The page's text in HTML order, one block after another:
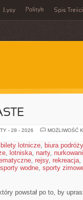
Łysy Polityk Spis Treści
- 28 - 2026
MOŻLIWOŚĆ
bilety lotnicze, biura podróży
, lotniska, narty,
, rejsy, rekreacja,
sporty wodne, sporty
powstał po to, by